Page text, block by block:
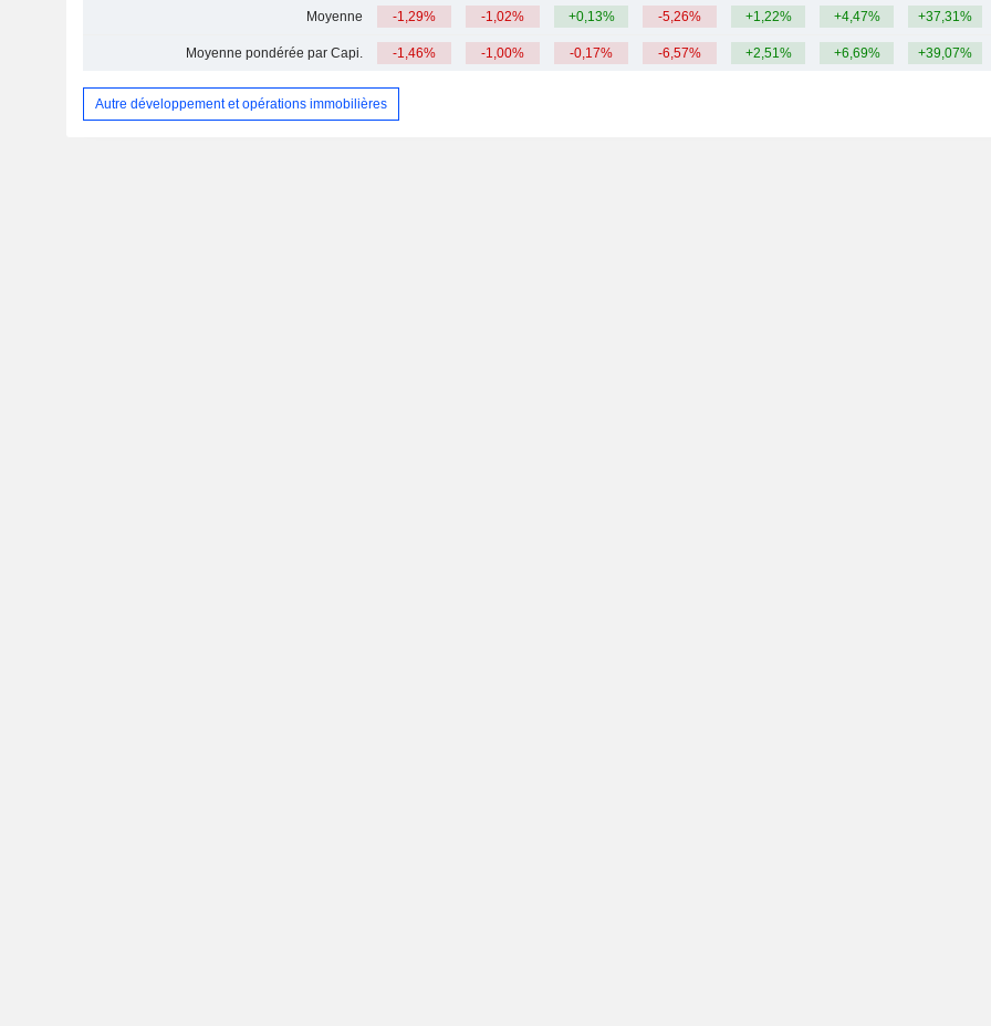
Moyenne -1,29% -1,02% +0,13% -5,26% +1,22% +4,47% +37,31%
Moyenne pondérée par Capi. -1,46% -1,00% -0,17% -6,57% +2,51% +6,69% +39,07%
Autre développement et opérations immobilières